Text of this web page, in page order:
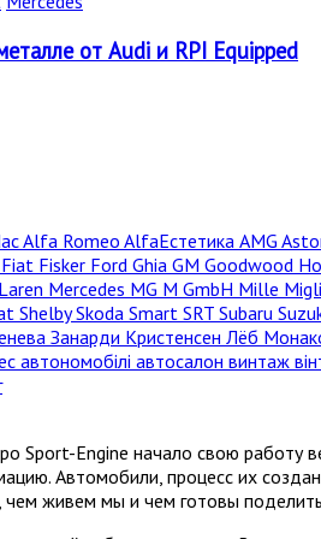
от Audi и RPI Equipped
Alfa Romeo AlfaЕстетика AMG
Fiat Fisker Ford Ghia GM Goodwood
Mercedes MG M GmbH Mille
ShelbySkoda Smart SRT Subaru
Занарди Кристенсен Лёб
автономобілі автосалон винтаж
Sport-Engine начало свою работу
Автомобили, процесс их
живем мы и чем готовы